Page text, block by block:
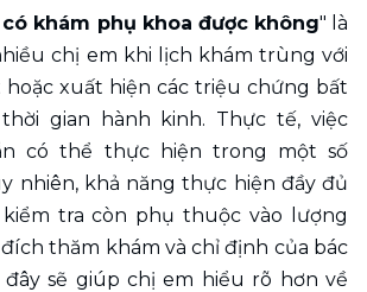
khám phụ khoa được không" là
chị em khi lịch khám trùng với
xuất hiện các triệu chứng bất
gian hành kinh. Thực tế, việc
có thể thực hiện trong một số
nhiên, khả năng thực hiện đầy đủ
tra còn phụ thuộc vào lượng
thăm khám và chỉ định của bác
đây sẽ giúp chị em hiểu rõ hơn về